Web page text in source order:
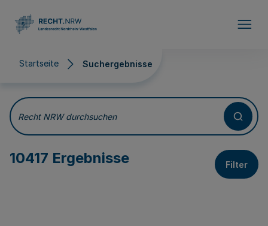
Startseite Suchergebnisse
Suchergebnisse
Recht NRW durchsuchen
10417 Ergebnisse Filter